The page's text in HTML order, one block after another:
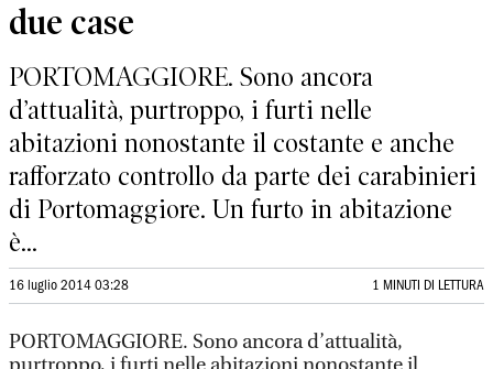
due case
PORTOMAGGIORE. Sono ancora
d’attualità, purtroppo, i furti nelle
abitazioni nonostante il costante e anche
rafforzato controllo da parte dei carabinieri
di Portomaggiore. Un furto in abitazione
è...
16 luglio 2014 03:28 1 MINUTI DI LETTURA
PORTOMAGGIORE. Sono ancora d’attualità,